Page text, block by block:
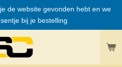
de website gevonden hebt en we
bij je bestelling